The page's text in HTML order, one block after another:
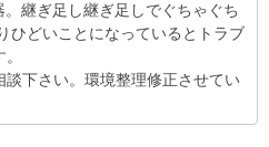
継ぎ足し継ぎ足しでぐちゃぐち
ひどいことになっているとトラブ
下さい。環境整理修正させてい